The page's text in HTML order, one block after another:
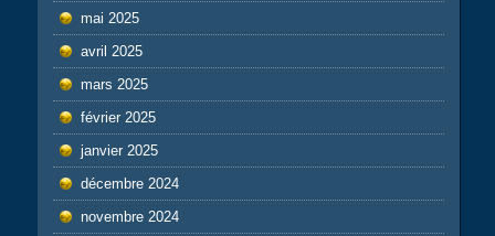
mai 2025
avril 2025
mars 2025
février 2025
janvier 2025
décembre 2024
novembre 2024